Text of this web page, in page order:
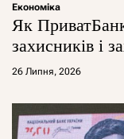
Економіка
Як
захисників і
26 Липня, 2026